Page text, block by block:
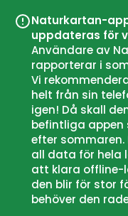
Naturkartan-
uppdateras för
Användare av
rapporterar i
Vi
helt från sin
igen! Då skall
befintliga appen
efter
all data för hela
att klara offline-
den blir för stor
behöver den